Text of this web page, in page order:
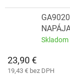
Skladom
23,90 €
19,43 € bez DPH